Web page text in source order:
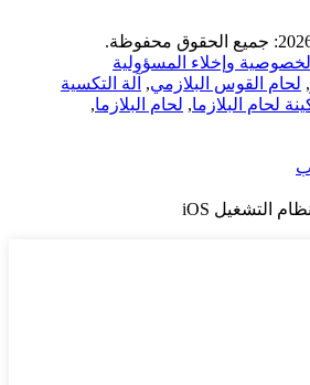
وإخلاء المسؤولية
, لحام القوس البلازمي, آلة التكسية
لحام البلازما, لحام البلازما,
نظام التشغيل iOS